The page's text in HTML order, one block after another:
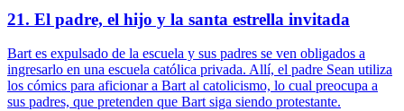
21. El padre, el hijo y la santa estrella invitada
Bart es expulsado de la escuela y sus padres se ven obligados a
ingresarlo en una escuela católica privada. Allí, el padre Sean utiliza
los cómics para aficionar a Bart al catolicismo, lo cual preocupa a
sus padres, que pretenden que Bart siga siendo protestante.